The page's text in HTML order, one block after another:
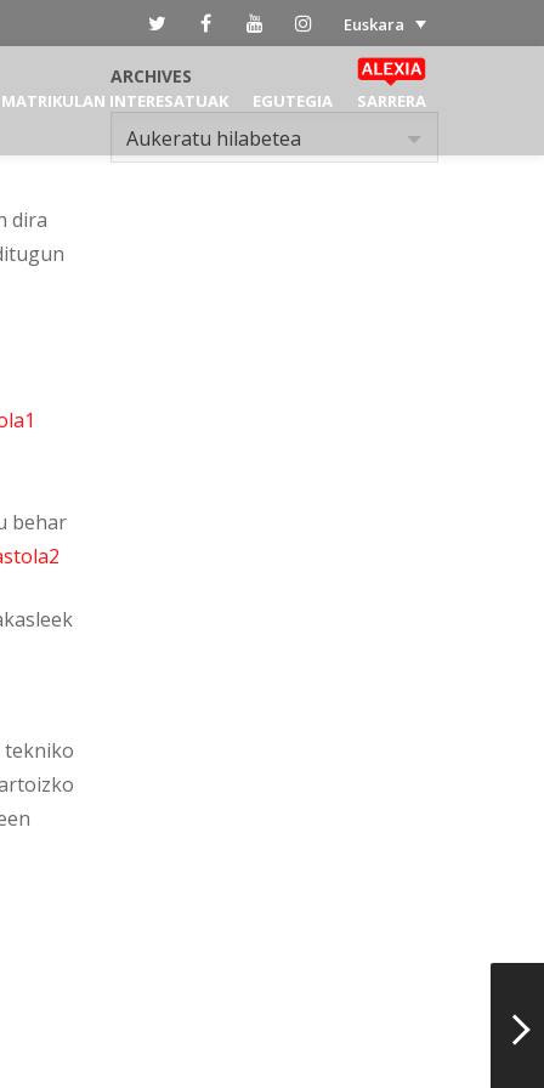
Euskara
MATRIKULAN INTERESATUAK EGUTEGIA SARRERA
dira
behar
tekniko
ARCHIVES
Archives
Aukeratu hilabetea